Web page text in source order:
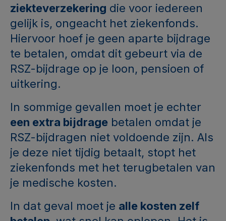
ziekteverzekering die voor iedereen
gelijk is, ongeacht het ziekenfonds.
Hiervoor hoef je geen aparte bijdrage
te betalen, omdat dit gebeurt via de
RSZ-bijdrage op je loon, pensioen of
uitkering.
In sommige gevallen moet je echter
een extra bijdrage betalen omdat je
RSZ-bijdragen niet voldoende zijn. Als
je deze niet tijdig betaalt, stopt het
ziekenfonds met het terugbetalen van
je medische kosten.
In dat geval moet je alle kosten zelf